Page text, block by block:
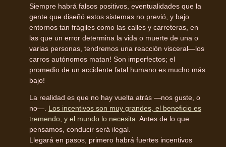
Siempre habrá falsos positivos, eventualidades que la
gente que diseñó estos sistemas no previó, y bajo
entornos tan frágiles como las calles y carreteras, en
las que un error determina la vida o muerte de una o
varias personas, tendremos una reacción visceral—los
carros autónomos matan! Son imperfectos; el
promedio de un accidente fatal humano es mucho más
bajo!
La realidad es que no hay vuelta atrás —nos guste, o
no—. Los incentivos son muy grandes, el beneficio es
tremendo, y el mundo lo necesita . Antes de lo que
pensamos, conducir será ilegal.
Llegará en pasos, primero habrá fuertes incentivos